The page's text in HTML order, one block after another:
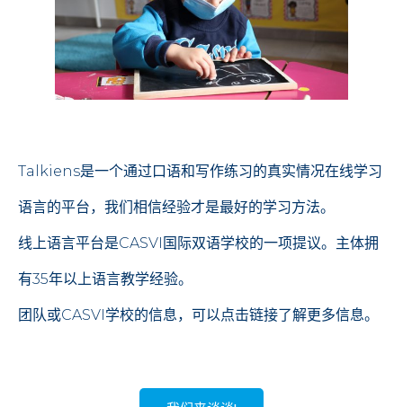
Talkiens是一个通过口语和写作练习的真实情况在线学习
语言的平台，我们相信经验才是最好的学习方法。
线上语言平台是CASVI国际双语学校的一项提议。主体拥
有35年以上语言教学经验。
团队或CASVI学校的信息，可以点击链接了解更多信息。